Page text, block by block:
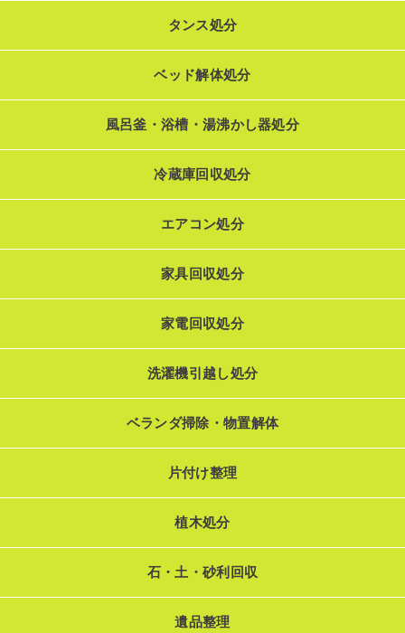
タンス処分
ベッド解体処分
風呂釜・浴槽・湯沸かし器処分
冷蔵庫回収処分
エアコン処分
家具回収処分
家電回収処分
洗濯機引越し処分
ベランダ掃除・物置解体
片付け整理
植木処分
石・土・砂利回収
遺品整理